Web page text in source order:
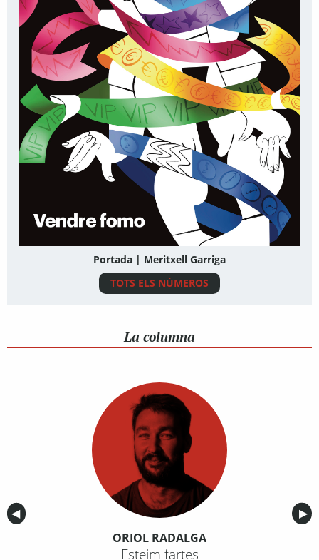
Portada | Meritxell Garriga
TOTS ELS NÚMEROS
La columna
Anterior
◀︎ ▶︎
ORIOL RADALGA
Esteim fartes